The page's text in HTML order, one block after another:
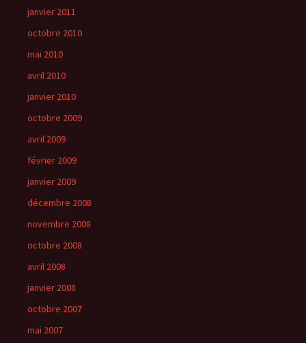
janvier 2011
octobre 2010
mai 2010
avril 2010
janvier 2010
octobre 2009
avril 2009
février 2009
janvier 2009
décembre 2008
novembre 2008
octobre 2008
avril 2008
janvier 2008
octobre 2007
mai 2007